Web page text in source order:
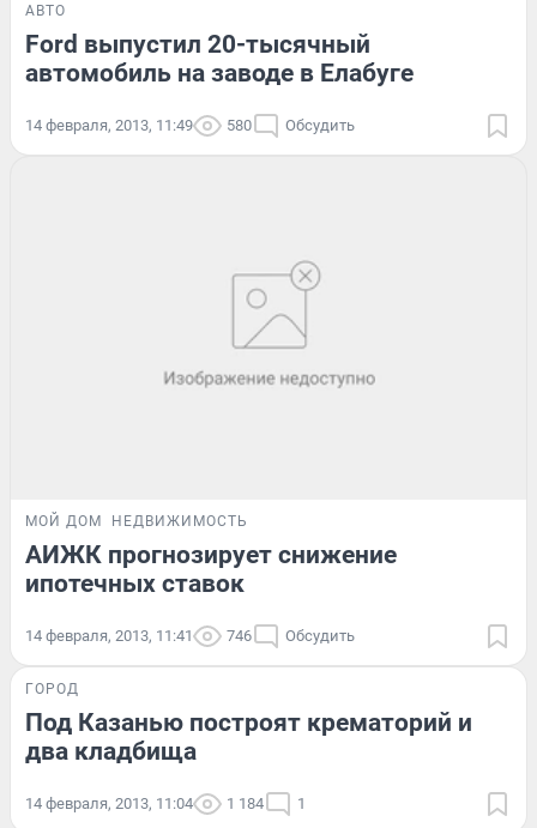
АВТО
Ford выпустил 20-тысячный
автомобиль на заводе в Елабуге
14 февраля, 2013, 11:49 580 Обсудить
МОЙ ДОМ НЕДВИЖИМОСТЬ
АИЖК прогнозирует снижение
ипотечных ставок
14 февраля, 2013, 11:41 746 Обсудить
ГОРОД
Под Казанью построят крематорий и
два кладбища
14 февраля, 2013, 11:04 1 184 1